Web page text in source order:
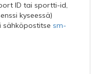
ID tai sportti-id,
kyseessä)
sähköpostitse sm-